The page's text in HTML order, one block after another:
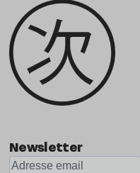
Newsletter